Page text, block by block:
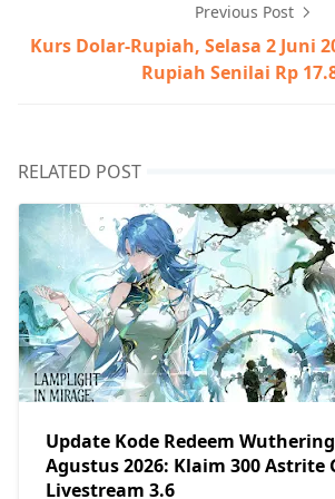
Previous Post
Kurs Dolar-Rupiah, Selasa 2 Juni
Rupiah Senilai Rp
RELATED POST
Update Kode Redeem
Agustus 2026: Klaim 300 Astrite
Livestream 3.6